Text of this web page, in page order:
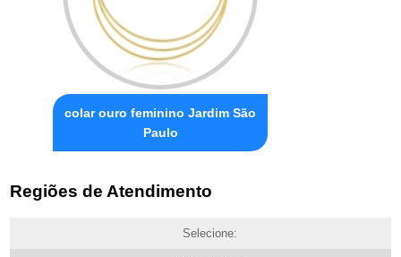
colar ouro feminino Jardim São
Paulo
Regiões de Atendimento
Selecione: